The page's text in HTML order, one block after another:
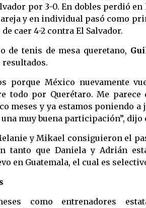
por 3-0. En dobles perdió
y en individual pasó como
caer 4-2 contra El Salvador.
de tenis de mesa queretano,
resultados.
porque México nuevamente
todo por Querétaro. Me
meses y ya estamos poniendo
muy buena participación”, dijo
y Mikael consiguieron el
tanto que Daniela y Adrián
en Guatemala, el cual es
como entrenadores